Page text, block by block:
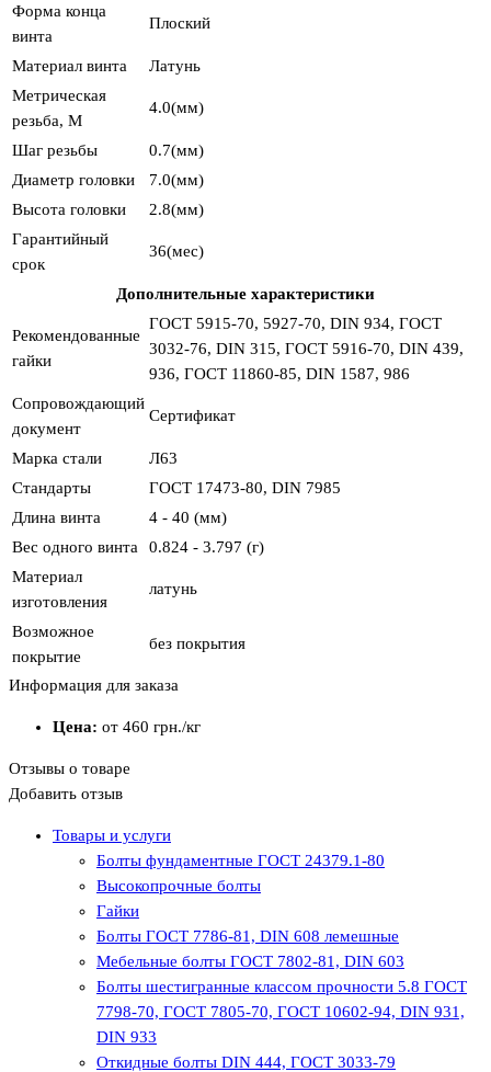
Форма конца
винта
Плоский
Материал винта
Латунь
Метрическая
резьба, М
4.0(мм)
Шаг резьбы
0.7(мм)
Диаметр головки
7.0(мм)
Высота головки
2.8(мм)
Гарантийный
срок
36(мес)
Дополнительные характеристики
Рекомендованные
гайки
ГОСТ 5915-70, 5927-70, DIN 934, ГОСТ
3032-76, DIN 315, ГОСТ 5916-70, DIN 439,
936, ГОСТ 11860-85, DIN 1587, 986
Сопровождающий
документ
Сертификат
Марка стали
Л63
Стандарты
ГОСТ 17473-80, DIN 7985
Длина винта
4 - 40 (мм)
Вес одного винта
0.824 - 3.797 (г)
Материал
изготовления
латунь
Возможное
покрытие
без покрытия
Информация для заказа
Цена: от 460 грн./кг
Отзывы о товаре
Добавить отзыв
Товары и услуги
Болты фундаментные ГОСТ 24379.1-80
Высокопрочные болты
Гайки
Болты ГОСТ 7786-81, DIN 608 лемешные
Мебельные болты ГОСТ 7802-81, DIN 603
Болты шестигранные классом прочности 5.8 ГОСТ
7798-70, ГОСТ 7805-70, ГОСТ 10602-94, DIN 931,
DIN 933
Откидные болты DIN 444, ГОСТ 3033-79